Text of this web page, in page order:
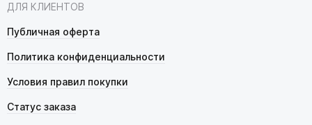
ДЛЯ КЛИЕНТОВ
Публичная оферта
Политика конфиденциальности
Условия правил покупки
Статус заказа